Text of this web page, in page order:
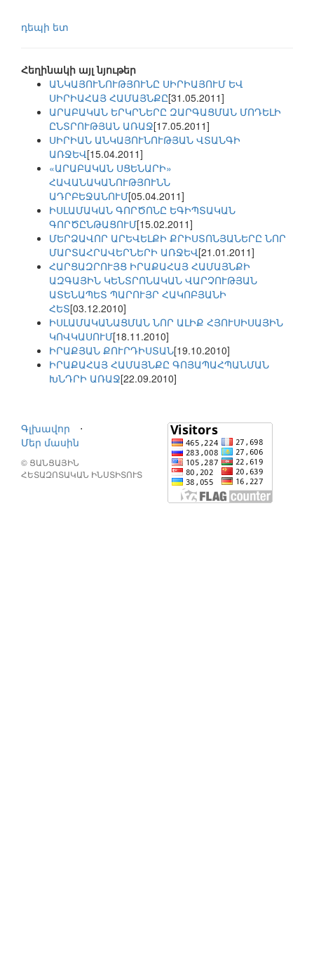
դեպի ետ
Հեղինակի այլ նյութեր
ԱՆԿԱՅՈՒՆՈՒԹՅՈՒՆԸ ՍԻՐԻԱՅՈՒՄ ԵՎ
ՍԻՐԻԱՀԱՅ ՀԱՄԱՅՆՔԸ[31.05.2011]
ԱՐԱԲԱԿԱՆ ԵՐԿՐՆԵՐԸ ԶԱՐԳԱՑՄԱՆ ՄՈԴԵԼԻ
ԸՆՏՐՈՒԹՅԱՆ ԱՌԱՋ[17.05.2011]
ՍԻՐԻԱՆ ԱՆԿԱՅՈՒՆՈՒԹՅԱՆ ՎՏԱՆԳԻ
ԱՌՋԵՎ[15.04.2011]
«ԱՐԱԲԱԿԱՆ ՍՑԵՆԱՐԻ»
ՀԱՎԱՆԱԿԱՆՈՒԹՅՈՒՆՆ
ԱԴՐԲԵՋԱՆՈՒՄ[05.04.2011]
ԻՍԼԱՄԱԿԱՆ ԳՈՐԾՈՆԸ ԵԳԻՊՏԱԿԱՆ
ԳՈՐԾԸՆԹԱՑՈՒՄ[15.02.2011]
ՄԵՐՁԱՎՈՐ ԱՐԵՎԵԼՔԻ ՔՐԻՍՏՈՆՅԱՆԵՐԸ ՆՈՐ
ՄԱՐՏԱՀՐԱՎԵՐՆԵՐԻ ԱՌՋԵՎ[21.01.2011]
ՀԱՐՑԱԶՐՈՒՅՑ ԻՐԱՔԱՀԱՅ ՀԱՄԱՅՆՔԻ
ԱԶԳԱՅԻՆ ԿԵՆՏՐՈՆԱԿԱՆ ՎԱՐՉՈՒԹՅԱՆ
ԱՏԵՆԱՊԵՏ ՊԱՐՈՒՅՐ ՀԱԿՈԲՅԱՆԻ
ՀԵՏ[03.12.2010]
ԻՍԼԱՄԱԿԱՆԱՑՄԱՆ ՆՈՐ ԱԼԻՔ ՀՅՈՒՍԻՍԱՅԻՆ
ԿՈՎԿԱՍՈՒՄ[18.11.2010]
ԻՐԱՔՅԱՆ ՔՈՒՐԴԻՍՏԱՆ[19.10.2010]
ԻՐԱՔԱՀԱՅ ՀԱՄԱՅՆՔԸ ԳՈՅԱՊԱՀՊԱՆՄԱՆ
ԽՆԴՐԻ ԱՌԱՋ[22.09.2010]
Գլխավոր
⋅
Մեր մասին
© ՑԱՆՑԱՅԻՆ
ՀԵՏԱԶՈՏԱԿԱՆ ԻՆՍՏԻՏՈՒՏ